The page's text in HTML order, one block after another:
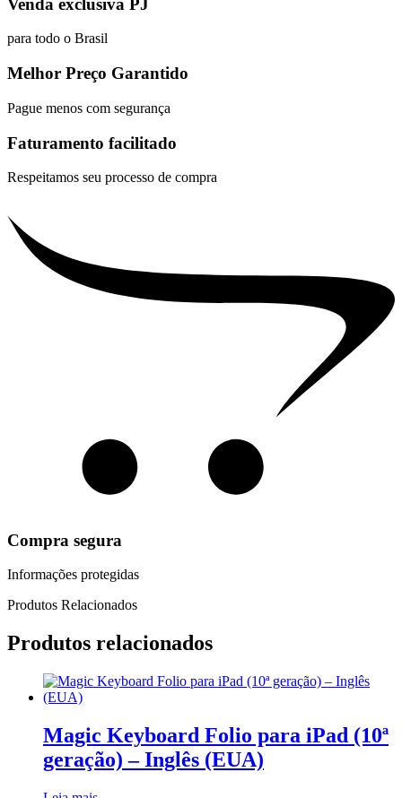
para todo o Brasil
Melhor Preço Garantido
Pague menos com segurança
Faturamento facilitado
Respeitamos seu processo de compra
Compra segura
Informações protegidas
Produtos Relacionados
Produtos relacionados
Magic Keyboard Folio para iPad (10ª
geração) – Inglês (EUA)